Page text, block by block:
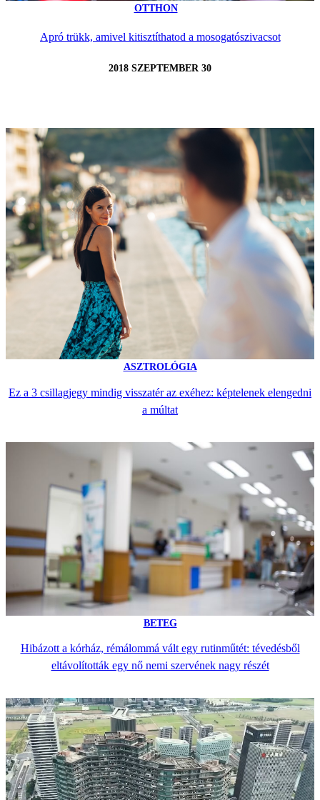
OTTHON
Apró trükk, amivel kitisztíthatod a mosogatószivacsot
2018 SZEPTEMBER 30
ASZTROLÓGIA
Ez a 3 csillagjegy mindig visszatér az exéhez: képtelenek elengedni
a múltat
BETEG
Hibázott a kórház, rémálommá vált egy rutinműtét: tévedésből
eltávolították egy nő nemi szervének nagy részét